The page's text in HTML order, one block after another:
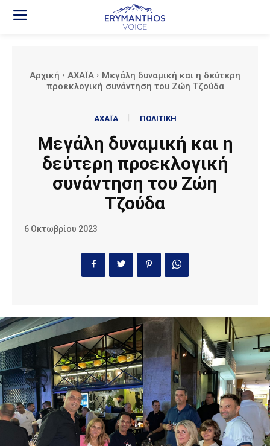
Αρχική ΑΧΑΪΑ
Μεγάλη δυναμική και η δεύτερη
προεκλογική συνάντηση του Ζώη Τζούδα
ΑΧΑΪΑ ΠΟΛΙΤΙΚΗ
Μεγάλη δυναμική και η
δεύτερη προεκλογική
συνάντηση του Ζώη
Τζούδα
6 Οκτωβρίου 2023